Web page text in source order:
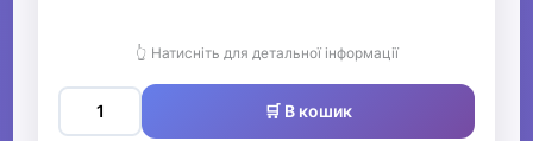
👆 Натисніть для детальної інформації
🛒 В кошик